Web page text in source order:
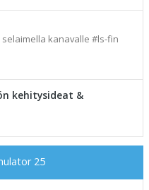
kanavalle #ls-fin
kehitysideat &
25